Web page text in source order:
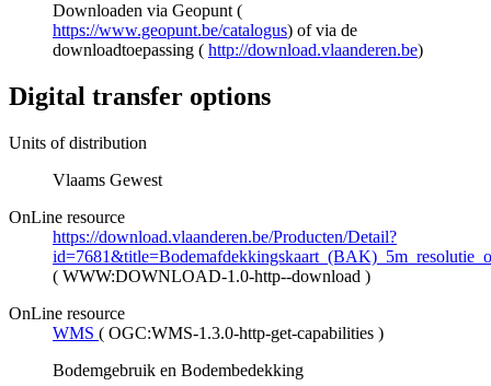
Downloaden via Geopunt (
https://www.geopunt.be/catalogus) of via de
downloadtoepassing ( http://download.vlaanderen.be)
Digital transfer options
Units of distribution
Vlaams Gewest
OnLine resource
https://download.vlaanderen.be/Producten/Detail?
( WWW:DOWNLOAD-1.0-http--download )
OnLine resource
WMS ( OGC:WMS-1.3.0-http-get-capabilities )
Bodemgebruik en Bodembedekking